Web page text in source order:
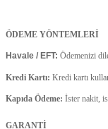
ÖDEME YÖNTEMLERİ
Havale / EFT: Ödemenizi
Kredi Kartı: Kredi kartı
Kapıda Ödeme: İster nakit,
GARANTİ